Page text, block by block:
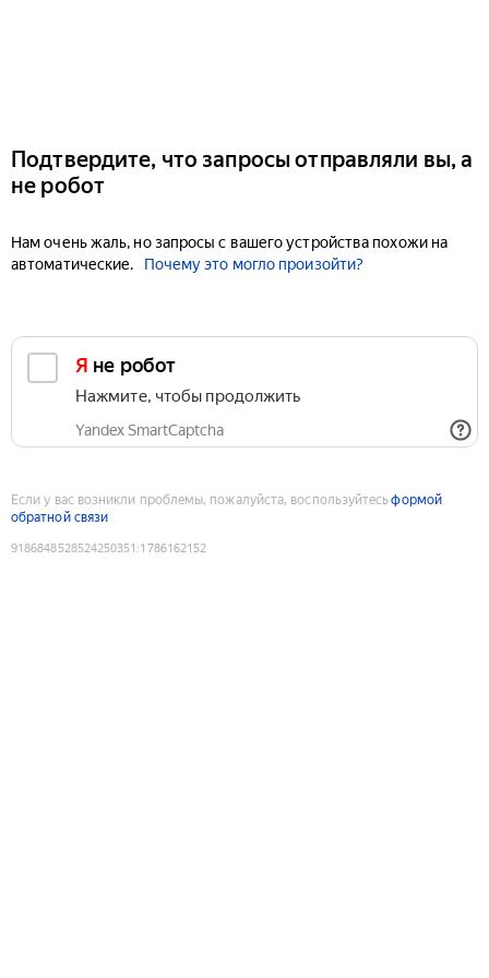
Подтвердите, что запросы отправляли вы, а
не робот
Нам очень жаль, но запросы с вашего устройства похожи на
автоматические.
Почему это могло произойти?
Я не робот
Нажмите, чтобы продолжить
Yandex SmartCaptcha
Если у вас возникли проблемы, пожалуйста, воспользуйтесьформой
обратной связи
9186848528524250351 :1786162152